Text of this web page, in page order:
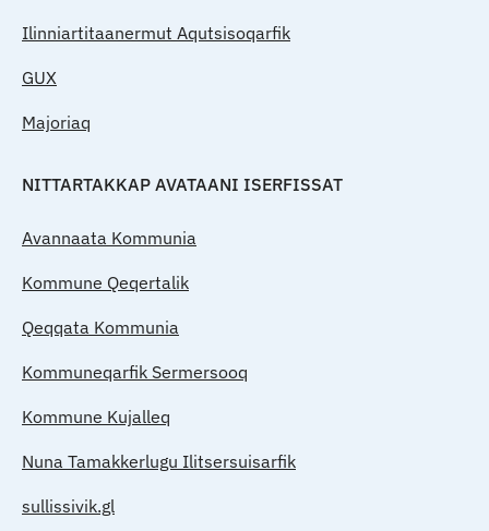
Ilinniartitaanermut Aqutsisoqarfik
GUX
Majoriaq
NITTARTAKKAP AVATAANI ISERFISSAT
Avannaata Kommunia
Kommune Qeqertalik
Qeqqata Kommunia
Kommuneqarfik Sermersooq
Kommune Kujalleq
Nuna Tamakkerlugu Ilitsersuisarfik
sullissivik.gl